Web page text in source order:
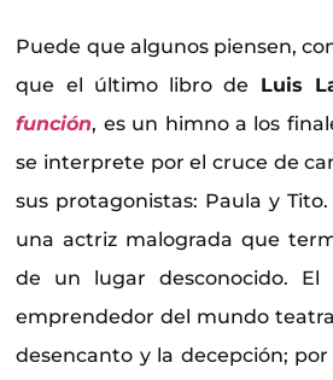
Puede que algunos piensen,
que el último libro de Luis
función, es un himno a los
se interprete por el cruce de
sus protagonistas: Paula y
una actriz malograda que
de un lugar desconocido. El
emprendedor del mundo
desencanto y la decepción;